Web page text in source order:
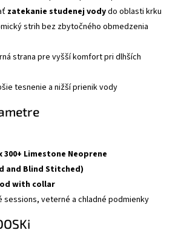
zatekanie studenej vodydo oblasti krku
strih bez zbytočného obmedzenia
strana pre vyšší komfort pri dlhších
tesnenie a nižší prienik vody
300+ Limestone Neoprene
and Blind Stitched)
with collar
sessions, veterné a chladné podmienky